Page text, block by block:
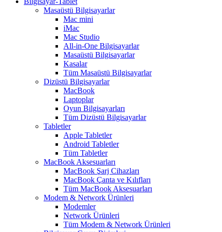
Masaüstü Bilgisayarlar
Mac mini
iMac
Mac Studio
All-in-One Bilgisayarlar
Masaüstü Bilgisayarlar
Kasalar
Tüm Masaüstü Bilgisayarlar
Dizüstü Bilgisayarlar
MacBook
Laptoplar
Oyun Bilgisayarları
Tüm Dizüstü Bilgisayarlar
Tabletler
Apple Tabletler
Android Tabletler
Tüm Tabletler
MacBook Aksesuarları
MacBook Şarj Cihazları
MacBook Çanta ve Kılıfları
Tüm MacBook Aksesuarları
Modem & Network Ürünleri
Modemler
Network Ürünleri
Tüm Modem & Network Ürünleri